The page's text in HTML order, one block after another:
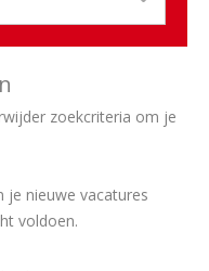
zoekcriteria om je
je nieuwe vacatures
voldoen.